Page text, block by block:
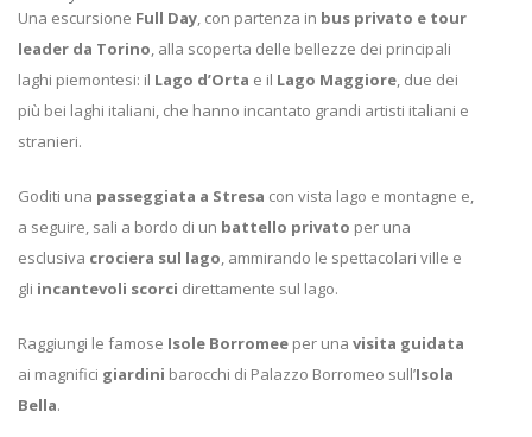
Una escursione Full Day, con partenza in bus privato e tour
leader da Torino, alla scoperta delle bellezze dei principali
laghi piemontesi: il Lago d’Orta e il Lago Maggiore, due dei
più bei laghi italiani, che hanno incantato grandi artisti italiani e
stranieri.
Goditi una passeggiata a Stresa con vista lago e montagne e,
a seguire, sali a bordo di un battello privato per una
esclusiva crociera sul lago, ammirando le spettacolari ville e
gli incantevoli scorci direttamente sul lago.
Raggiungi le famose Isole Borromee per una visita guidata
ai magnifici giardini barocchi di Palazzo Borromeo sull’Isola
Bella.